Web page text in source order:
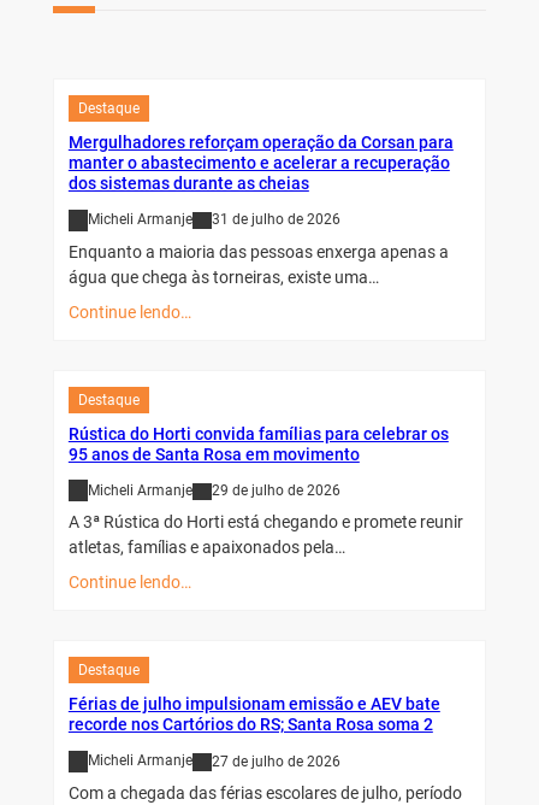
Destaque
Mergulhadores reforçam operação da Corsan para
manter o abastecimento e acelerar a recuperação
dos sistemas durante as cheias
Micheli Armanje 31 de julho de 2026
Enquanto a maioria das pessoas enxerga apenas a
água que chega às torneiras, existe uma…
Continue lendo…
Destaque
Rústica do Horti convida famílias para celebrar os
95 anos de Santa Rosa em movimento
Micheli Armanje 29 de julho de 2026
A 3ª Rústica do Horti está chegando e promete reunir
atletas, famílias e apaixonados pela…
Continue lendo…
Destaque
Férias de julho impulsionam emissão e AEV bate
recorde nos Cartórios do RS; Santa Rosa soma 2
Micheli Armanje 27 de julho de 2026
Com a chegada das férias escolares de julho, período